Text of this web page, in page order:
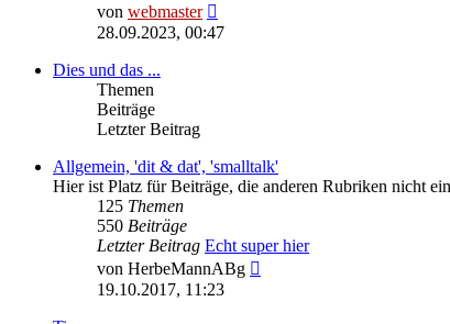
von webmaster
Beitrag
28.09.2023, 00:47
Dies und das ...
Themen
Beiträge
Letzter Beitrag
Allgemein, 'dit & dat', 'smalltalk'
Hier ist Platz für Beiträge, die anderen Rubriken nicht
125 Themen
550 Beiträge
Letzter Beitrag Echt super hier
von HerbeMannABg
19.10.2017, 11:23